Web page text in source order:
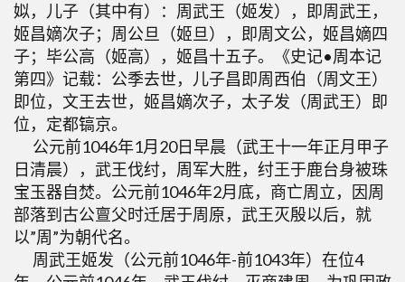
姒，儿子（其中有）：周武王（姬发），即周武王，
姬昌嫡次子；周公旦（姬旦），即周文公，姬昌嫡四
子；毕公高（姬高），姬昌十五子。《史记•周本记
第四》记载：公季去世，儿子昌即周西伯（周文王）
即位，文王去世，姬昌嫡次子，太子发（周武王）即
位，定都镐京。
公元前1046年1月20日早晨（武王十一年正月甲子
日清晨），武王伐纣，周军大胜，纣王于鹿台身被珠
宝玉器自焚。公元前1046年2月底，商亡周立，因周
部落到古公亶父时迁居于周原，武王灭殷以后，就
以”周”为朝代名。
周武王姬发（公元前1046年-前1043年）在位4